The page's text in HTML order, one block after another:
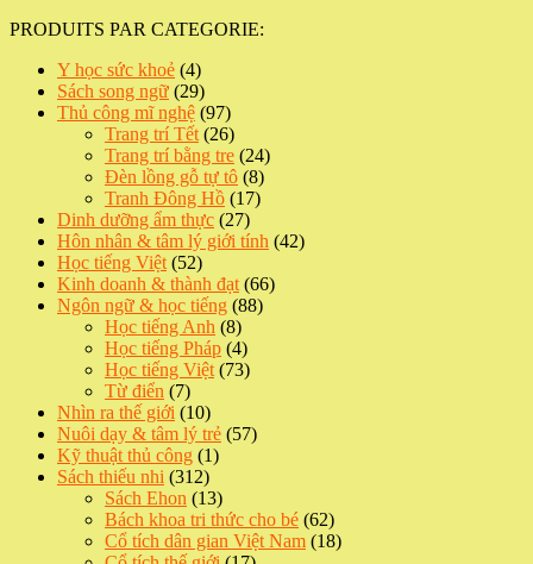
PRODUITS PAR CATEGORIE:
Y học sức khoẻ 44
produits
Sách song ngữ 2929
produits
Thủ công mĩ nghệ 9797
produits
Trang trí Tết 2626
produits
Trang trí bằng tre 2424
produits
Đèn lồng gỗ tự tô 88
produits
Tranh Đông Hồ 1717
Dinh dưỡng ẩm thực 2727
produits
Hôn nhân & tâm lý giới tính 4242
Học tiếng Việt 5252
produits
Kinh doanh & thành đạt 6666
Ngôn ngữ & học tiếng 8888
Học tiếng Anh 88
produits
Học tiếng Pháp 44
produits
Học tiếng Việt 7373
Từ điển 77
produits
Nhìn ra thế giới 1010
produits
Nuôi dạy & tâm lý trẻ 5757
Kỹ thuật thủ công 11
Sách thiếu nhi 312312
produits
Sách Ehon 1313
produits
Bách khoa tri thức cho bé 6262
produits
Cổ tích dân gian Việt Nam 1818